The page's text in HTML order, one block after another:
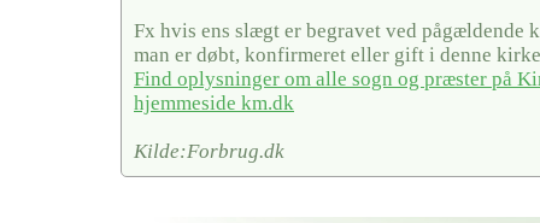
Fx hvis ens slægt er begravet ved pågældende
man er døbt, konfirmeret eller gift i denne
Find oplysninger om alle sogn og præster på
hjemmeside km.dk
Kilde:Forbrug.dk